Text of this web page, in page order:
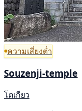
ความเสี่ยงต่ำ
Souzenji-temple
โตเกียว